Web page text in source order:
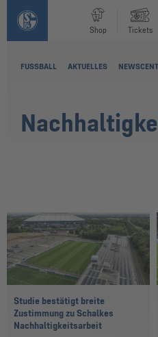
Shop Tickets
FUSSBALL AKTUELLES
Studie bestätigt breite
Zustimmung zu Schalkes
Nachhaltigkeitsarbeit